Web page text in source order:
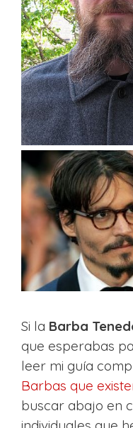
Si la Barba
que esperabas
leer mi guía
Barbas que
buscar abajo en